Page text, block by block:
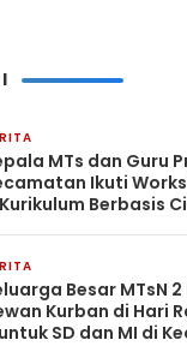
MTs dan Guru
Ikuti
Berbasis
Besar MTsN
Kurban di Hari
SD dan MI di